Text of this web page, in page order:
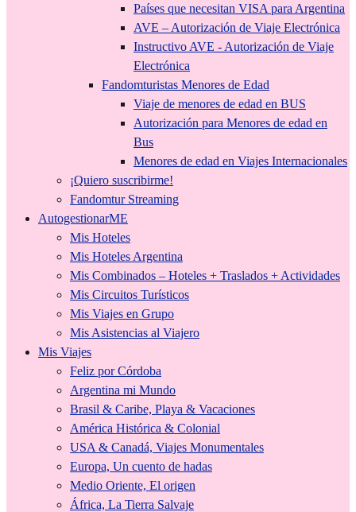
Países que necesitan VISA para Argentina
AVE – Autorización de Viaje Electrónica
Instructivo AVE - Autorización de Viaje
Electrónica
Fandomturistas Menores de Edad
Viaje de menores de edad en BUS
Autorización para Menores de edad en
Bus
Menores de edad en Viajes Internacionales
¡Quiero suscribirme!
Fandomtur Streaming
AutogestionarME
Mis Hoteles
Mis Hoteles Argentina
Mis Combinados – Hoteles + Traslados + Actividades
Mis Circuitos Turísticos
Mis Viajes en Grupo
Mis Asistencias al Viajero
Mis Viajes
Feliz por Córdoba
Argentina mi Mundo
Brasil & Caribe, Playa & Vacaciones
América Histórica & Colonial
USA & Canadá, Viajes Monumentales
Europa, Un cuento de hadas
Medio Oriente, El origen
África, La Tierra Salvaje